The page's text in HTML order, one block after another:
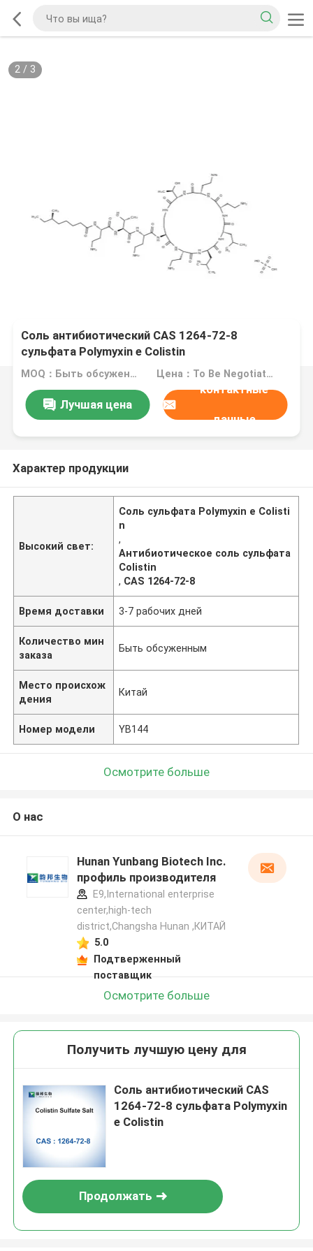
2/ 3
Соль антибиотический CAS 1264-72-8
сульфата Polymyxin e Colistin
MOQ：Быть обсуженным Цена：To Be Negotiated
Лучшая цена
контактные
данные
Характер продукции
Высокий свет:
Соль сульфата Polymyxin e Colisti
n
,
Антибиотическое соль сульфата
Colistin
, CAS 1264-72-8
Время доставки 3-7 рабочих дней
Количество мин
заказа
Быть обсуженным
Место происхож
дения
Китай
Номер модели YB144
Осмотрите больше
О нас
Hunan Yunbang Biotech Inc.
профиль производителя
E9,International enterprise
center,high-tech
district,Changsha Hunan ,КИТАЙ
5.0
Подтверженный
поставщик
Осмотрите больше
Получить лучшую цену для
Соль антибиотический CAS
1264-72-8 сульфата Polymyxin
e Colistin
Продолжать